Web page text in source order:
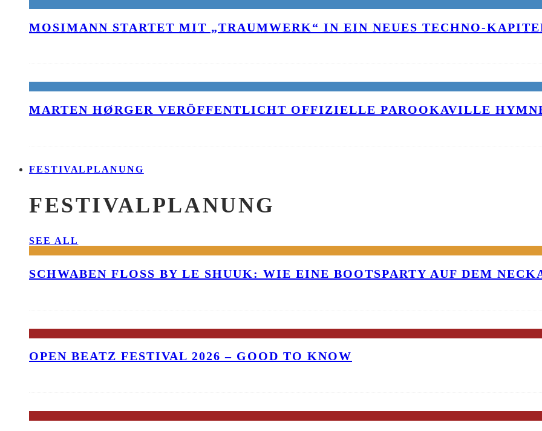
MOSIMANN STARTET MIT „TRAUMWERK“ IN EIN NEUES TECHNO-
MARTEN HØRGER VERÖFFENTLICHT OFFIZIELLE PAROOKAVILLE
FESTIVALPLANUNG
FESTIVALPLANUNG
SEE ALL
SCHWABEN FLOSS BY LE SHUUK: WIE EINE BOOTSPARTY AUF DEM
OPEN BEATZ FESTIVAL 2026 – GOOD TO KNOW